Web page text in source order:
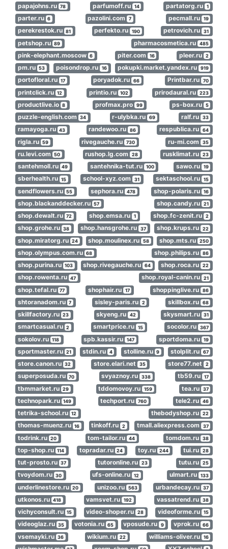
papajohns.ru 78 parfumoff.ru 14 partatorg.ru 1
parter.ru 6 pazolini.com 7 pecmall.ru 19
perekrestok.ru 81 perfekto.ru 190 petrovich.ru 31
petshop.ru 89 pharmacosmetica.ru 485
pink-elephant.moscow 6 piter.com 16 pleer.ru 2
pm.ru 53 poisondrop.ru 16 pokupki.market.yandex.ru 919
portofloral.ru 17 poryadok.ru 66 Printbar.ru 70
printclick.ru 12 printio.ru 102 prirodaural.ru 223
productlive.io 8 profmax.pro 99 ps-box.ru 5
puzzle-english.com 34 r-ulybka.ru 69 ralf.ru 33
ramayoga.ru 43 randewoo.ru 86 respublica.ru 64
rigla.ru 59 rivegauche.ru 730 ru-mi.com 35
ru.levi.com 50 rushop.lg.com 28 rusklimat.ru 23
santehmoll.ru 49 santehnika-tut.ru 100 sawo.ru 19
sberhealth.ru 15 school-xyz.com 31 sektaschool.ru 15
sendflowers.ru 55 sephora.ru 478 shop-polaris.ru 16
shop.blackanddecker.ru 57 shop.candy.ru 21
shop.dewalt.ru 72 shop.emsa.ru 1 shop.fc-zenit.ru 2
shop.grohe.ru 38 shop.hansgrohe.ru 37 shop.krups.ru 22
shop.miratorg.ru 24 shop.moulinex.ru 58 shop.mts.ru 250
shop.olympus.com.ru 68 shop.philips.ru 86
shop.purina.ru 103 shop.rivegauche.ru 64 shop.roca.ru 22
shop.rowenta.ru 47 shop.royal-canin.ru 21
shop.tefal.ru 77 shophair.ru 17 shoppinglive.ru 86
shtoranadom.ru 7 sisley-paris.ru 2 skillbox.ru 68
skillfactory.ru 23 skyeng.ru 42 skysmart.ru 31
smartcasual.ru 2 smartprice.ru 15 socolor.ru 367
sokolov.ru 118 spb.kassir.ru 147 sportdoma.ru 19
sportmaster.ru 21 stdin.ru 4 stolline.ru 9 stolplit.ru 67
store.canon.ru 32 store.elari.net 35 store77.net 2
superposuda.ru 70 svyaznoy.ru 338 tb59.ru 17
tbmmarket.ru 29 tddomovoy.ru 159 tea.ru 37
technopark.ru 149 techport.ru 760 tele2.ru 46
tetrika-school.ru 12 thebodyshop.ru 22
thomas-muenz.ru 16 tinkoff.ru 2 tmall.aliexpress.com 37
todrink.ru 20 tom-tailor.ru 44 tomdom.ru 38
top-shop.ru 114 topradar.ru 24 toy.ru 244 tui.ru 28
tut-prosto.ru 37 tutoronline.ru 23 tutu.ru 25
tvoydom.ru 30 ufs-online.ru 12 ulmart.ru 133
underlinestore.ru 20 unizoo.ru 563 urbandecay.ru 37
utkonos.ru 418 vamsvet.ru 192 vassatrend.ru 38
vichyconsult.ru 15 video-shoper.ru 28 videoforme.ru 15
videoglaz.ru 35 votonia.ru 65 vposude.ru 9 vprok.ru 66
vsemayki.ru 36 wikium.ru 22 williams-oliver.ru 16